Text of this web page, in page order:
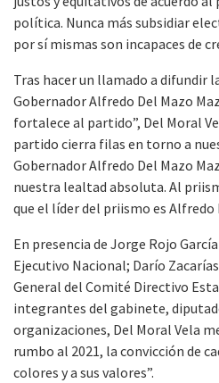
política. Nunca más subsidiar
por sí mismas son incapaces de
Tras hacer un llamado a difundir
Gobernador Alfredo Del Mazo
fortalece al partido”, Del Moral
partido cierra filas en torno a
Gobernador Alfredo Del Mazo
nuestra lealtad absoluta. Al
que el líder del priismo es Alfredo
En presencia de Jorge Rojo
Ejecutivo Nacional; Darío
General del Comité Directivo
integrantes del gabinete,
organizaciones, Del Moral Vela
rumbo al 2021, la convicción de
colores y a sus valores”.